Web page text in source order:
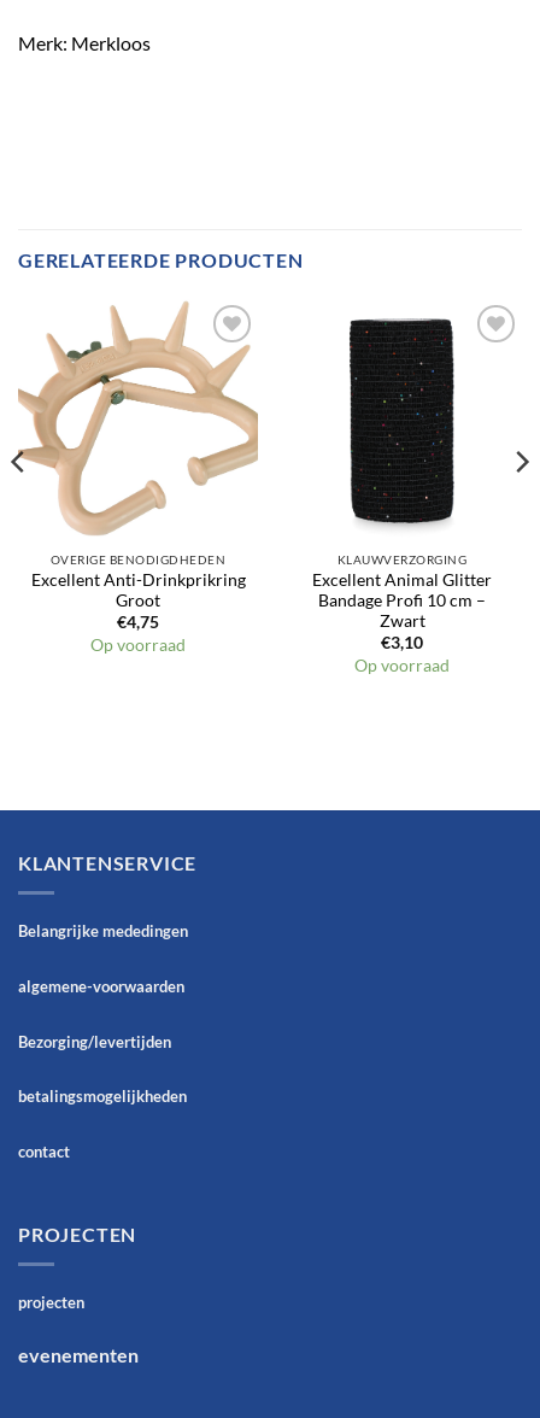
Merk: Merkloos
GERELATEERDE PRODUCTEN
Toevoegen
verlanglijst
OVERIGE BENODIGDHEDEN
Excellent Anti-Drinkprikring
Groot
€4,75
Op voorraad
Toevoegen
verlanglijst
KLAUWVERZORGING
Excellent Animal Glitter
Bandage Profi 10 cm –
Zwart
€3,10
Op voorraad
KLANTENSERVICE
Belangrijke mededingen
algemene-voorwaarden
Bezorging/levertijden
betalingsmogelijkheden
contact
PROJECTEN
projecten
evenementen